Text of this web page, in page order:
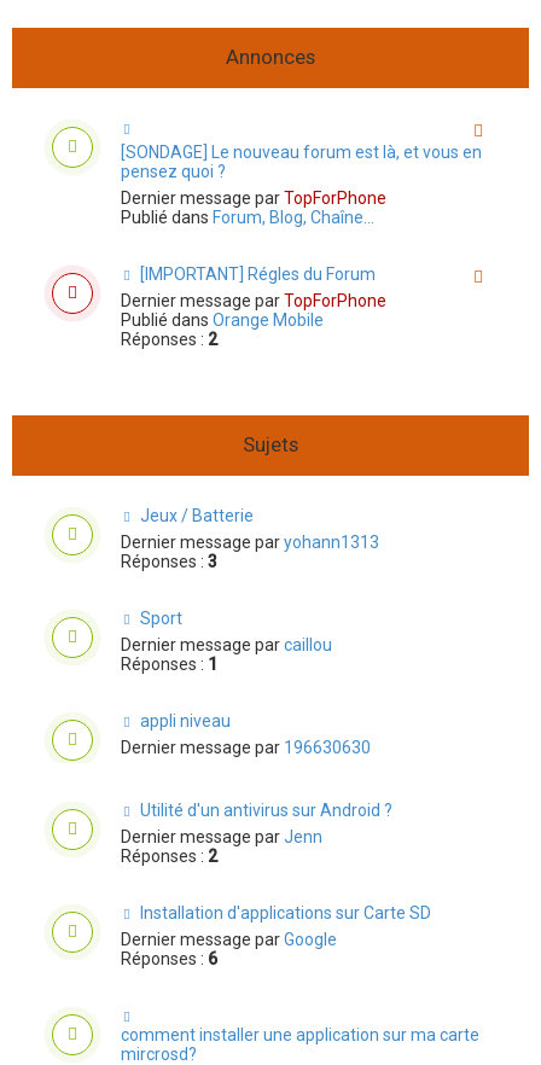
n
é
e
Annonces
[SONDAGE] Le nouveau forum est là, et vous en
pensez quoi ?
Dernier message parTopForPhone
Publié dans Forum, Blog, Chaîne...
[IMPORTANT] Régles du Forum
Dernier message parTopForPhone
Publié dans Orange Mobile
Réponses : 2
Sujets
Jeux / Batterie
Dernier message paryohann1313
Réponses : 3
Sport
Dernier message parcaillou
Réponses : 1
appli niveau
Dernier message par 196630630
Utilité d'un antivirus sur Android ?
Dernier message parJenn
Réponses : 2
Installation d'applications sur Carte SD
Dernier message parGoogle
Réponses : 6
comment installer une application sur ma carte
mircrosd?